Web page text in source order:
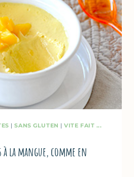
|SANS GLUTEN |VITE FAIT ...
à la mangue, comme en